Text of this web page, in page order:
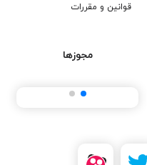
قوانین و مقررات
مجوزها